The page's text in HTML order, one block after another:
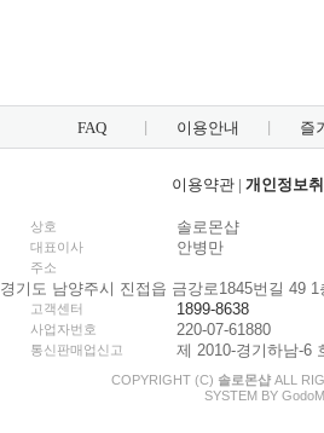
FAQ 이용안내 즐
이용약관| 개인정보
상호 솔로몬샵
대표이사 안병만
주소
경기도 남양주시 진접읍 금강로1845번길 49
고객센터 1899-8638
사업자번호 220-07-61880
통신판매업신고 제 2010-경기하남-6
COPYRIGHT (C) 솔로몬샵 ALL
SYSTEM BY Godo